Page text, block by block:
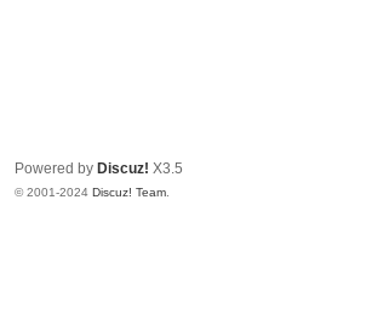
Powered by Discuz! X3.5
© 2001-2024 Discuz! Team